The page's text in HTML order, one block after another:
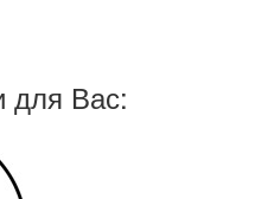
для Вас: